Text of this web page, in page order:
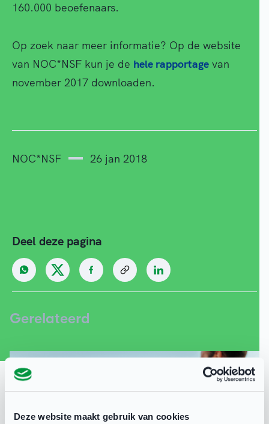
Deze website maakt gebruik van cookies
160.000 beoefenaars.
Op zoek naar meer informatie? Op de website
van NOC*NSF kun je de hele rapportage van
november 2017 downloaden.
NOC*NSF 26 jan 2018
Deel deze pagina
Gerelateerd